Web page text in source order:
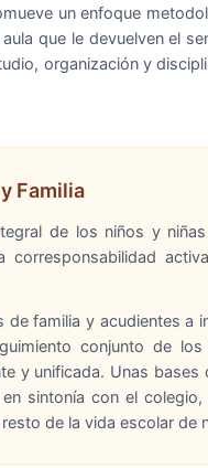
un enfoque
que le devuelven el
organización y
Familia
de los niños y
corresponsabilidad
familia y acudientes a
conjunto de
y unificada. Unas
sintonía con el
de la vida escolar de